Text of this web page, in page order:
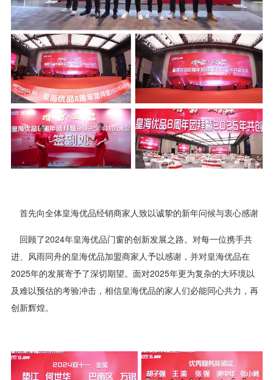
首先向全体皇海优品经销商家人致以诚挚的新年问候与衷心感谢
回顾了2024年皇海优品门窗的创新发展之路。对每一位携手共
进、风雨同舟的皇海优品加盟商家人予以感谢，并对皇海优品在
2025年的发展寄予了深切期望。面对2025年更为复杂的大环境以
及难以预估的考验冲击，相信皇海优品的家人们必能同心共力，再
创新辉煌。